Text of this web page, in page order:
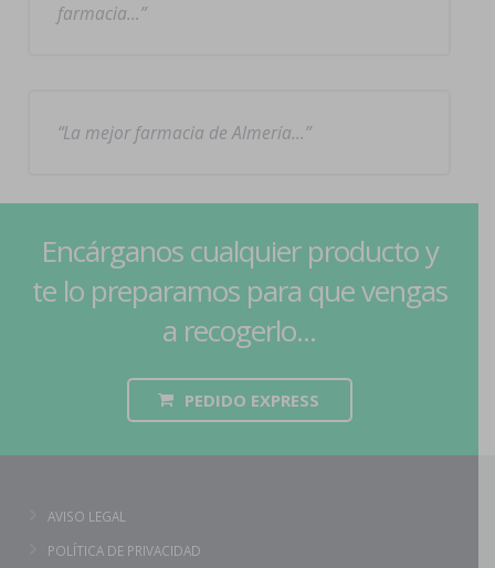
farmacia…
La mejor farmacia de Almería…
Encárganos cualquier producto y
te lo preparamos para que vengas
a recogerlo...
PEDIDO EXPRESS
AVISO LEGAL
POLÍTICA DE PRIVACIDAD